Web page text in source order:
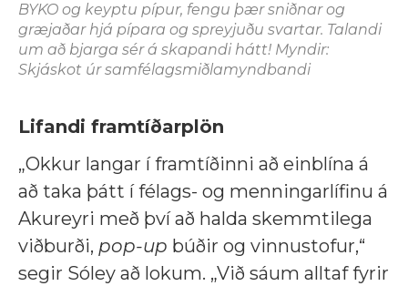
BYKO og keyptu pípur, fengu þær sniðnar og
græjaðar hjá pípara og spreyjuðu svartar. Talandi
um að bjarga sér á skapandi hátt! Myndir:
Skjáskot úr samfélagsmiðlamyndbandi
Lifandi framtíðarplön
„Okkur langar í framtíðinni að einblína á
að taka þátt í félags- og menningarlífinu á
Akureyri með því að halda skemmtilega
viðburði, pop-up búðir og vinnustofur,“
segir Sóley að lokum. „Við sáum alltaf fyrir